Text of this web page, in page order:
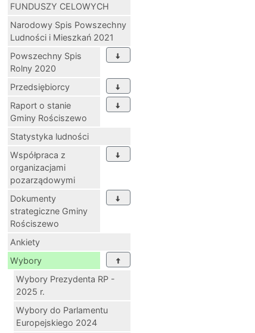
FUNDUSZY CELOWYCH
Narodowy Spis Powszechny
Ludności i Mieszkań 2021
Powszechny Spis
Rolny 2020
Przedsiębiorcy
Raport o stanie
Gminy Rościszewo
Statystyka ludności
Współpraca z
organizacjami
pozarządowymi
Dokumenty
strategiczne Gminy
Rościszewo
Ankiety
Wybory
Wybory Prezydenta RP -
2025 r.
Wybory do Parlamentu
Europejskiego 2024